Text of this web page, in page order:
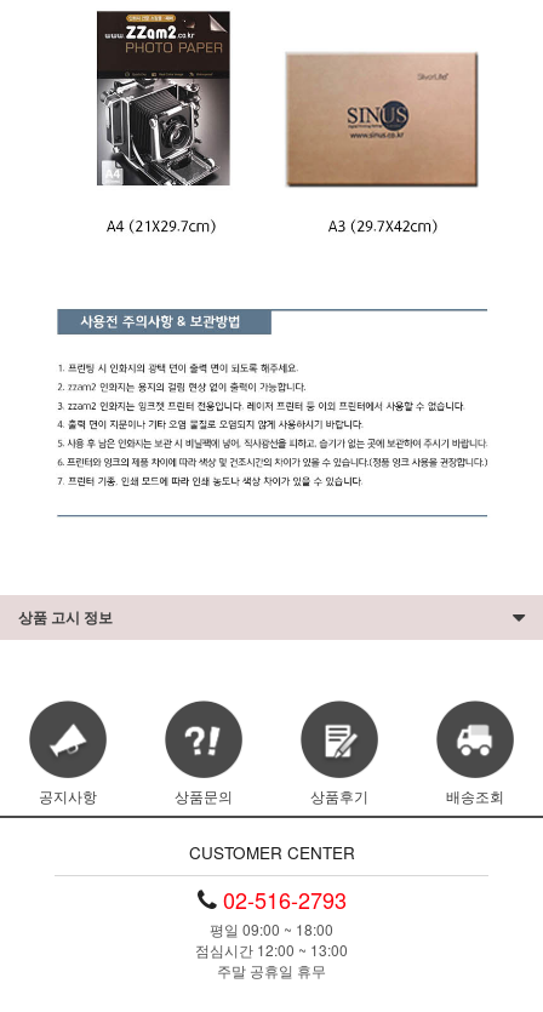
상품 고시 정보
공지사항 상품문의 상품후기 배송조회
CUSTOMER CENTER
02-516-2793
평일 09:00 ~ 18:00
점심시간 12:00 ~ 13:00
주말 공휴일 휴무